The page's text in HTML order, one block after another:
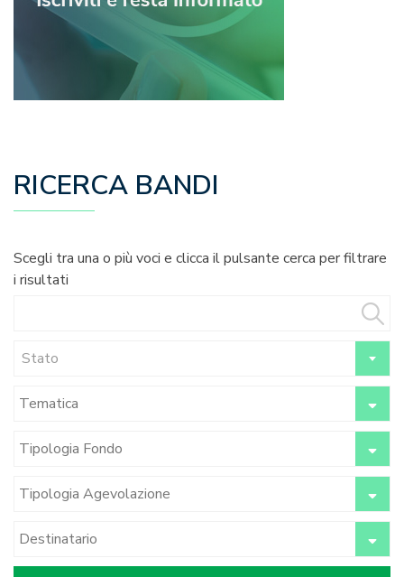
RICERCA BANDI
Scegli tra una o più voci e clicca il pulsante cerca per filtrare
i risultati
Stato